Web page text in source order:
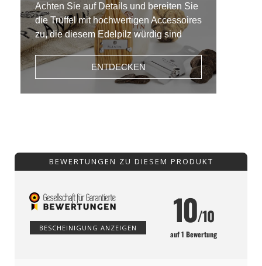
Achten Sie auf Details und bereiten Sie
die Trüffel mit hochwertigen Accessoires
zu, die diesem Edelpilz würdig sind
ENTDECKEN
BEWERTUNGEN ZU DIESEM PRODUKT
BESCHEINIGUNG ANZEIGEN 10/10
auf 1 Bewertung